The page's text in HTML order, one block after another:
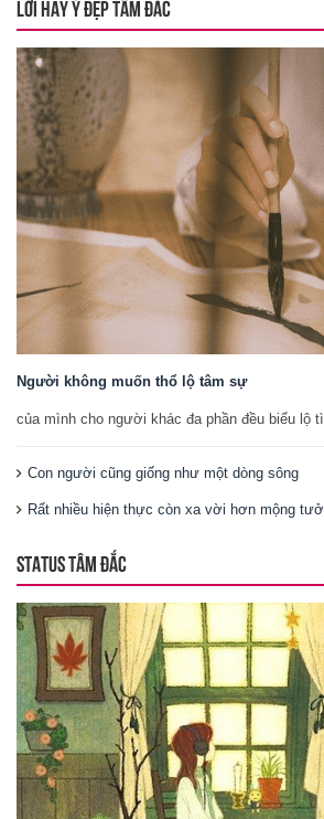
LỜI HAY Ý ĐẸP TÂM ĐẮC
Người không muốn thổ lộ tâm sự
của mình cho người khác đa phần đều biểu lộ
Con người cũng giống như một dòng sông
Rất nhiều hiện thực còn xa vời hơn mộng
STATUS TÂM ĐẮC